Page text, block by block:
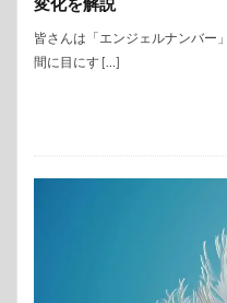
皆さんは「エンジェルナンバー
間に目にす […]